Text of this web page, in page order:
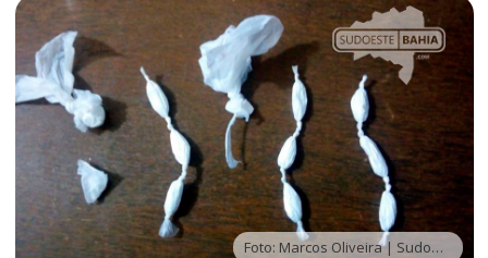
Foto: Marcos Oliveira | Sudoeste Bahia